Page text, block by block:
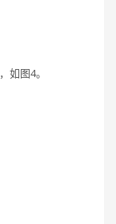
如图4。